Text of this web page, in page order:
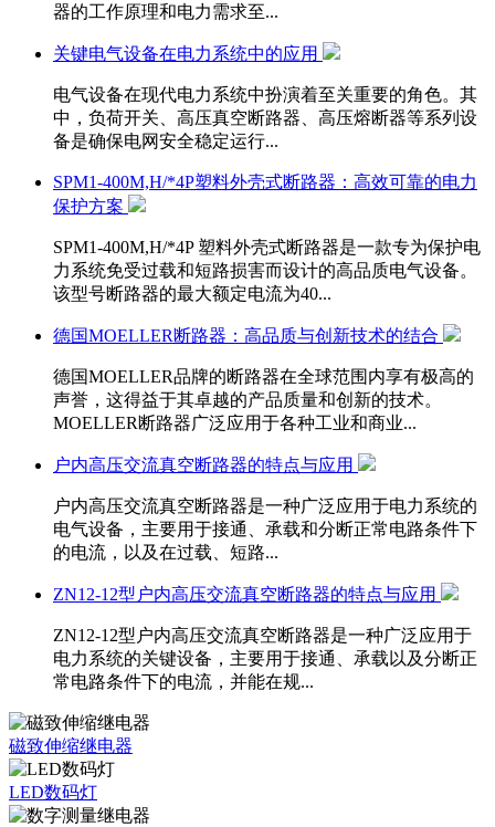
器的工作原理和电力需求至...
关键电气设备在电力系统中的应用
电气设备在现代电力系统中扮演着至关重要的角色。其
中，负荷开关、高压真空断路器、高压熔断器等系列设
备是确保电网安全稳定运行...
SPM1-400M,H/*4P塑料外壳式断路器：高效可靠的电力
保护方案
SPM1-400M,H/*4P 塑料外壳式断路器是一款专为保护电
力系统免受过载和短路损害而设计的高品质电气设备。
该型号断路器的最大额定电流为40...
德国MOELLER断路器：高品质与创新技术的结合
德国MOELLER品牌的断路器在全球范围内享有极高的
声誉，这得益于其卓越的产品质量和创新的技术。
MOELLER断路器广泛应用于各种工业和商业...
户内高压交流真空断路器的特点与应用
户内高压交流真空断路器是一种广泛应用于电力系统的
电气设备，主要用于接通、承载和分断正常电路条件下
的电流，以及在过载、短路...
ZN12-12型户内高压交流真空断路器的特点与应用
ZN12-12型户内高压交流真空断路器是一种广泛应用于
电力系统的关键设备，主要用于接通、承载以及分断正
常电路条件下的电流，并能在规...
磁致伸缩继电器
LED数码灯